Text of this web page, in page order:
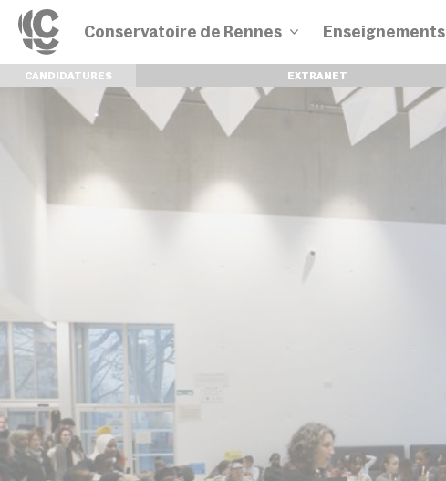
Conservatoire de Rennes Enseignements
CANDIDATURES EXTRANET